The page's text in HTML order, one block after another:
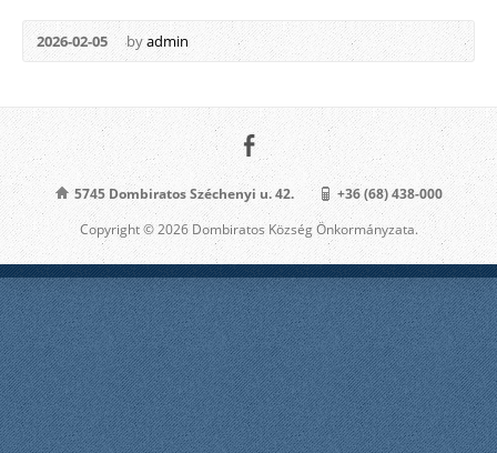
2026-02-05 byadmin
5745 Dombiratos Széchenyi u. 42. +36 (68) 438-000
Copyright © 2026 Dombiratos Község Önkormányzata.